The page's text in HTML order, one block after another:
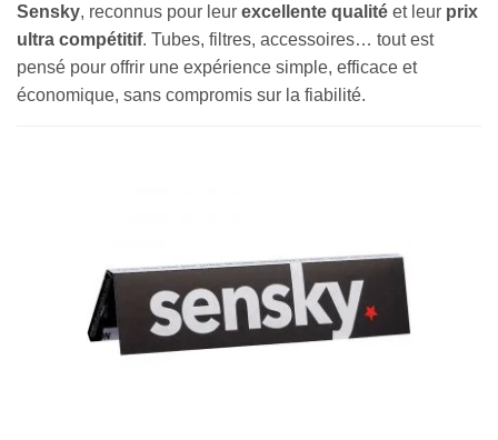
Sensky, reconnus pour leur excellente qualité et leur prix
ultra compétitif. Tubes, filtres, accessoires… tout est
pensé pour offrir une expérience simple, efficace et
économique, sans compromis sur la fiabilité.